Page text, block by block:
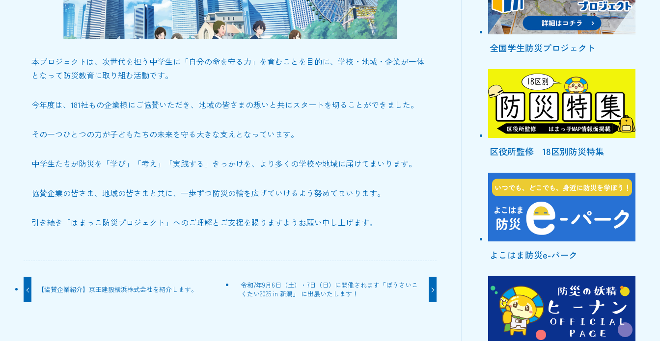
本プロジェクトは、次世代を担う中学生に「自分の命を守る力」を育むことを目的に、学校・地域・企業が一体
となって防災教育に取り組む活動です。
今年度は、181社もの企業様にご協賛いただき、地域の皆さまの想いと共にスタートを切ることができました。
その一つひとつの力が子どもたちの未来を守る大きな支えとなっています。
中学生たちが防災を「学び」「考え」「実践する」きっかけを、より多くの学校や地域に届けてまいります。
協賛企業の皆さま、地域の皆さまと共に、一歩ずつ防災の輪を広げていけるよう努めてまいります。
引き続き「はまっこ防災プロジェクト」へのご理解とご支援を賜りますようお願い申し上げます。
【協賛企業紹介】京王建設横浜株式会社を紹介します。
令和7年9月6日（土）・7日（日）に開催されます「ぼうさいこ
くたい2025 in 新潟」 に出展いたします！
全国学生防災プロジェクト
区役所監修 18区別防災特集
よこはま防災e-パーク